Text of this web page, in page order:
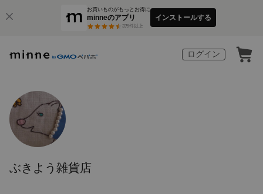
お買いものがもっとお得に
minneのアプリ
3万件以上
インストールする
ログイン
ぶきよう雑貨店